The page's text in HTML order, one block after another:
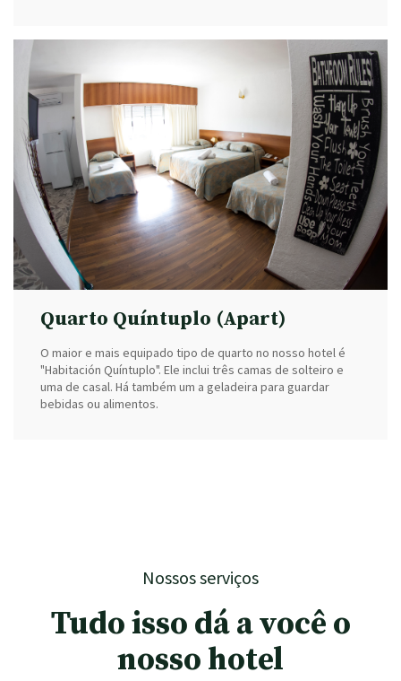
Quarto Quíntuplo (Apart)
O maior e mais equipado tipo de quarto no nosso hotel é
"Habitación Quíntuplo". Ele inclui três camas de solteiro e
uma de casal. Há também um a geladeira para guardar
bebidas ou alimentos.
Nossos serviços
Tudo isso dá a você o
nosso hotel